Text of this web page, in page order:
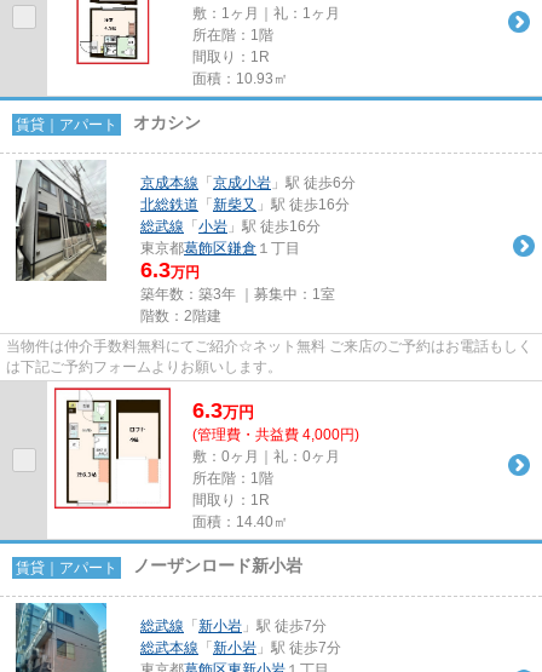
敷：1ヶ月｜礼：1ヶ月
所在階：1階
間取り：1R
面積：10.93㎡
賃貸｜アパート オカシン
京成本線 「 京成小岩 」駅 徒歩6分
北総鉄道 「 新柴又 」駅 徒歩16分
総武線 「 小岩 」駅 徒歩16分
東京都葛飾区鎌倉 １丁目
6.3万円
築年数：築3年 ｜募集中： 1室
階数：2階建
当物件は仲介手数料無料にてご紹介☆ネット無料 ご来店のご予約はお電話もしく
は下記ご予約フォームよりお願いします。
6.3万円
(管理費・共益費 4,000円)
敷：0ヶ月｜礼：0ヶ月
所在階：1階
間取り：1R
面積：14.40㎡
賃貸｜アパート ノーザンロード新小岩
総武線 「 新小岩 」駅 徒歩7分
総武本線 「 新小岩 」駅 徒歩7分